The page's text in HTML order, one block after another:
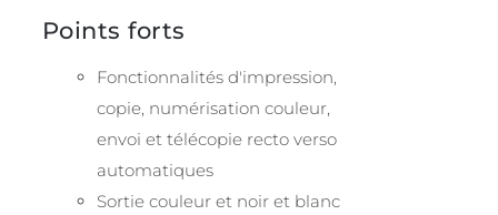
Points forts
Fonctionnalités d'impression,
copie, numérisation couleur,
envoi et télécopie recto verso
automatiques
Sortie couleur et noir et blanc